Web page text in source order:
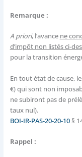
Remarque :
A priori, l’avance ne
d’impôt non listés ci-
pour la transition
En tout état de cause,
€) qui sont non
ne subiront pas de
taux nul).
BOI-IR-PAS-20-20-10§
Rappel :